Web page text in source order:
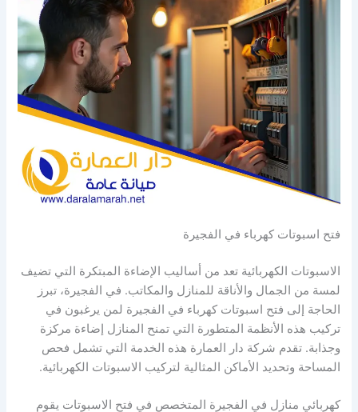
فتح اسبوتات كهرباء في الفجيرة
الاسبوتات الكهربائية تعد من أساليب الإضاءة المبتكرة التي تضيف
لمسة من الجمال والأناقة للمنازل والمكاتب. في الفجيرة، تبرز
الحاجة إلى فتح اسبوتات كهرباء في الفجيرة لمن يرغبون في
تركيب هذه الأنظمة المتطورة التي تمنح المنازل إضاءة مركزة
وجذابة. تقدم شركة دار العمارة هذه الخدمة التي تشمل فحص
المساحة وتحديد الأماكن المثالية لتركيب الاسبوتات الكهربائية.
كهربائي منازل في الفجيرة المتخصص في فتح الاسبوتات يقوم